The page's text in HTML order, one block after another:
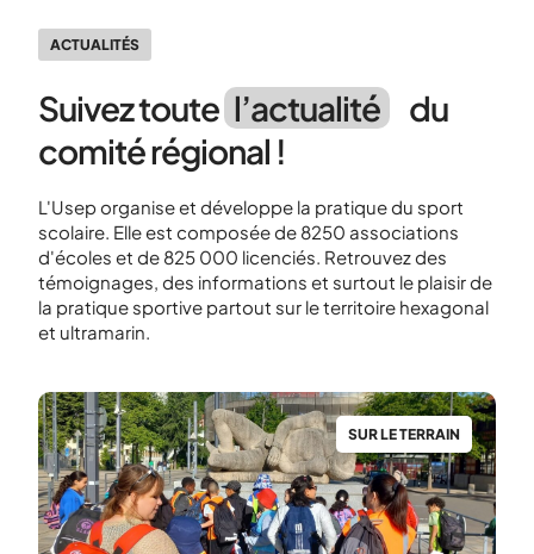
ACTUALITÉS
Suivez toute l’actualité
du
comité régional !
L'Usep organise et développe la pratique du sport
scolaire. Elle est composée de 8250 associations
d'écoles et de 825 000 licenciés. Retrouvez des
témoignages, des informations et surtout le plaisir de
la pratique sportive partout sur le territoire hexagonal
et ultramarin.
SUR LE TERRAIN